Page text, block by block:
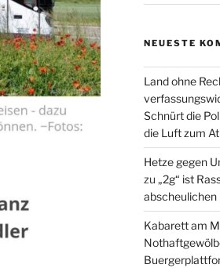
NEUESTE
Land ohne
Schnürt die
die Luft zum
Hetze gegen
zu „2g“ ist
abscheulichen
Kabarett am